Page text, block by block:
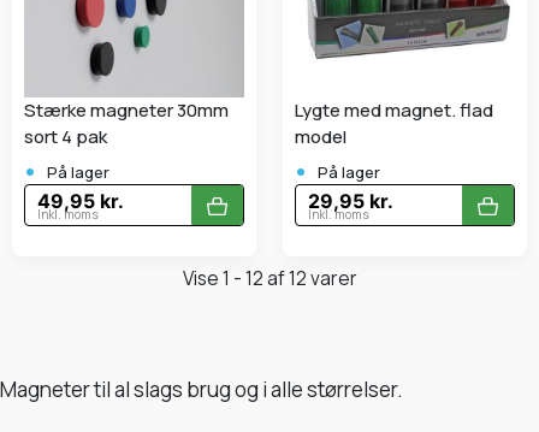
Stærke magneter 30mm
sort 4 pak
• På lager
49,95 kr.
Inkl. moms
Lygte med magnet. flad
model
• På lager
29,95 kr.
Inkl. moms
Vise 1 - 12 af 12 varer
Magneter til al slags brug og i alle størrelser.